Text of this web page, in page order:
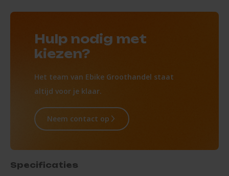
Hulp nodig met
kiezen?
Het team van Ebike Groothandel staat
altijd voor je klaar.
Neem contact op
Specificaties